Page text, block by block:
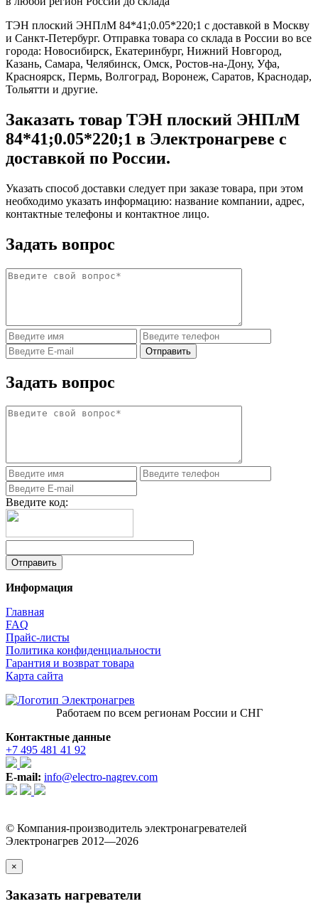
ТЭН плоский ЭНПлМ 84*41;0.05*220;1 с доставкой в Москву
и Санкт-Петербург. Отправка товара со склада в России во все
города: Новосибирск, Екатеринбург, Нижний Новгород,
Казань, Самара, Челябинск, Омск, Ростов-на-Дону, Уфа,
Красноярск, Пермь, Волгоград, Воронеж, Саратов, Краснодар,
Тольятти и другие.
Заказать товар ТЭН плоский ЭНПлМ
84*41;0.05*220;1 в Электронагреве с
доставкой по России.
Указать способ доставки следует при заказе товара, при этом
необходимо указать информацию: название компании, адрес,
контактные телефоны и контактное лицо.
Задать вопрос
Задать вопрос
Введите код:
Информация
Главная
FAQ
Прайс-листы
Политика конфиденциальности
Гарантия и возврат товара
Карта сайта
Работаем по всем регионам России и СНГ
Контактные данные
+7 495 481 41 92
E-mail: info@electro-nagrev.com
© Компания-производитель электронагревателей
Электронагрев 2012—2026
×
Заказать нагреватели